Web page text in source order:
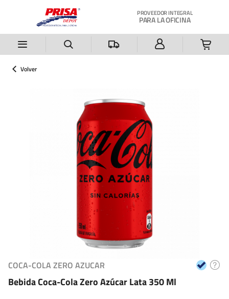
PROVEEDOR INTEGRAL
PARA LA OFICINA
Volver
COCA-COLA ZERO AZUCAR
Bebida Coca-Cola Zero Azúcar Lata 350 Ml